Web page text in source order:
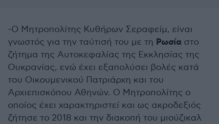
-Ο Μητροπολίτης Κυθήρων Σεραφείμ, είναι
γνωστός για την ταύτισή του με τη Ρωσία στο
ζήτημα της Αυτοκεφαλίας της Εκκλησίας της
Ουκρανίας, ενώ έχει εξαπολύσει βολές κατά
του Οικουμενικού Πατριάρχη και του
Αρχιεπισκόπου Αθηνών. Ο Μητροπολίτης ο
οποίος έχει χαρακτηριστεί και ως ακροδεξιός
ζήτησε το 2018 και την διακοπή του μιούζικαλ